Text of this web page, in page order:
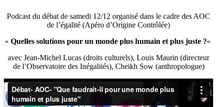
Podcast du débat de samedi 12/12 organisé dans le cadre des AOC
de l’égalité (Apéro d’Origine Contrôlée)
« Quelles solutions pour un monde plus humain et plus juste ?«
avec Jean-Michel Lucas (droits culturels), Louis Maurin (directeur
de l’Observatoire des Inégalités), Cheikh Sow (anthropologue)